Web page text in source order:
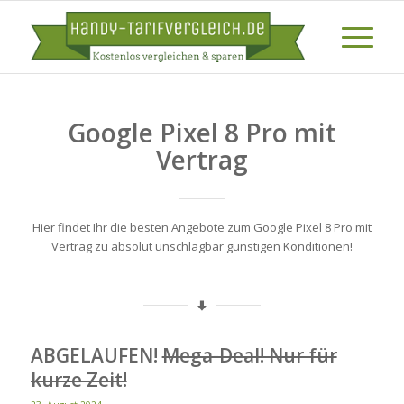
Google Pixel 8 Pro mit
Vertrag
Hier findet Ihr die besten Angebote zum Google Pixel 8 Pro mit
Vertrag zu absolut unschlagbar günstigen Konditionen!
ABGELAUFEN!Mega-Deal! Nur für
kurze Zeit!